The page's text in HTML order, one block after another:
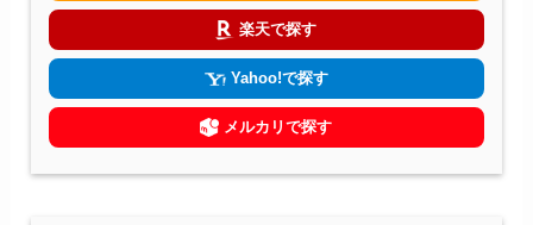
楽天で探す
Yahoo!で探す
メルカリで探す